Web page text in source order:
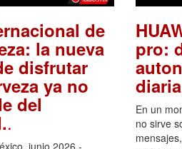
de
la nueva
disfrutar
ya no
del
.
pro:
diaria
En un
no sirve